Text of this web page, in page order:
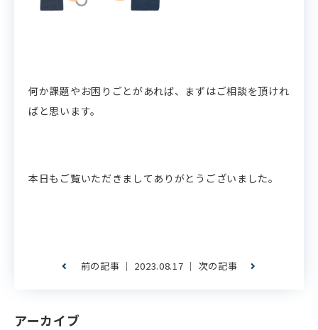
アーカイブ
何か課題やお困りごとがあれば、まずはご相談を頂けれ
ばと思います。
本日もご覧いただきましてありがとうございました。
前の記事 │ 2023.08.17 │ 次の記事